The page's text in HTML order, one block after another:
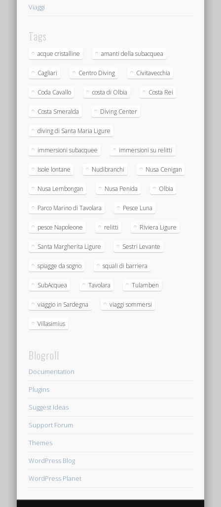
Viaggi
Tags
acque cristalline amanti della subacquea
Cagliari Centro Diving Civitavecchia
Coda Cavallo costa di Olbia Costa Rei
Costa Smeralda Diving Center
diving di Santa Maria Ligure
immersioni subacquee immersioni su relitti
Isole lontane Nudibranchi Nusa Cenigan
Nusa Lembongan Nusa Penida Olbia
Parco Marino di Tavolara Pesce Luna
pesce Napoleone relitti Riviera Ligure
Santa Margherita Ligure Sestri Levante
spiagge da sogno squali di barriera
SubAcquea Tavolara Tulamben
viaggio in Sardegna viaggi sommersi
Villasimius
Blogroll
Documentation
Plugins
Suggest Ideas
Support Forum
Themes
WordPress Blog
WordPress Planet